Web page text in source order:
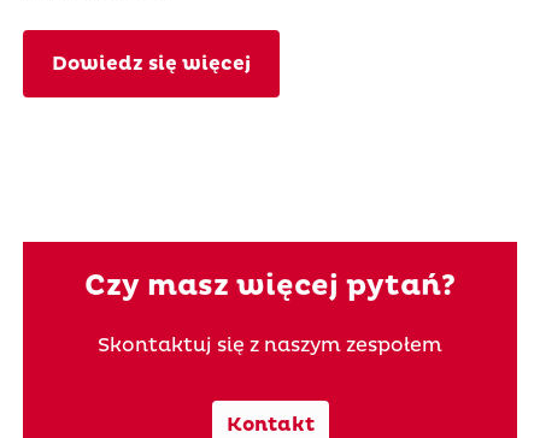
Dowiedz się więcej
Czy masz więcej pytań?
Skontaktuj się z naszym zespołem
Kontakt